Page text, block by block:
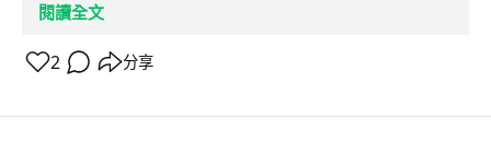
閱讀全文
2 分享